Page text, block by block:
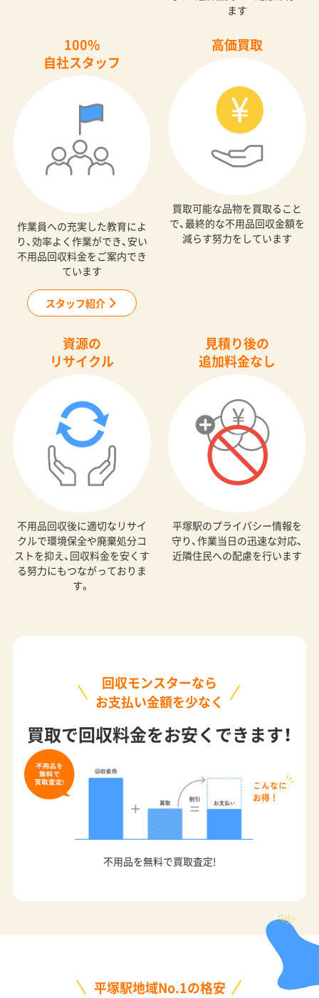
ます
100%
自社スタッフ
作業員への充実した教育によ
り、効率よく作業ができ、安い
不用品回収料金をご案内でき
ています
スタッフ紹介
高価買取
買取可能な品物を買取ること
で、最終的な不用品回収金額を
減らす努力をしています
資源の
リサイクル
不用品回収後に適切なリサイ
クルで環境保全や廃棄処分コ
ストを抑え、回収料金を安くす
る努力にもつながっておりま
す。
見積り後の
追加料金なし
平塚駅のプライバシー情報を
守り、作業当日の迅速な対応、
近隣住民への配慮を行います
回収モンスターなら
お支払い金額を少なく
買取で回収料金をお安くできます！
不用品を無料で買取査定!
平塚駅地域No.1の格安